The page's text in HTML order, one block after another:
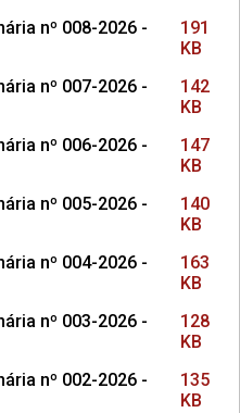
nº 008-2026 -
191
KB
nº 007-2026 -
142
KB
nº 006-2026 -
147
KB
nº 005-2026 -
140
KB
nº 004-2026 -
163
KB
nº 003-2026 -
128
KB
nº 002-2026 -
135
KB